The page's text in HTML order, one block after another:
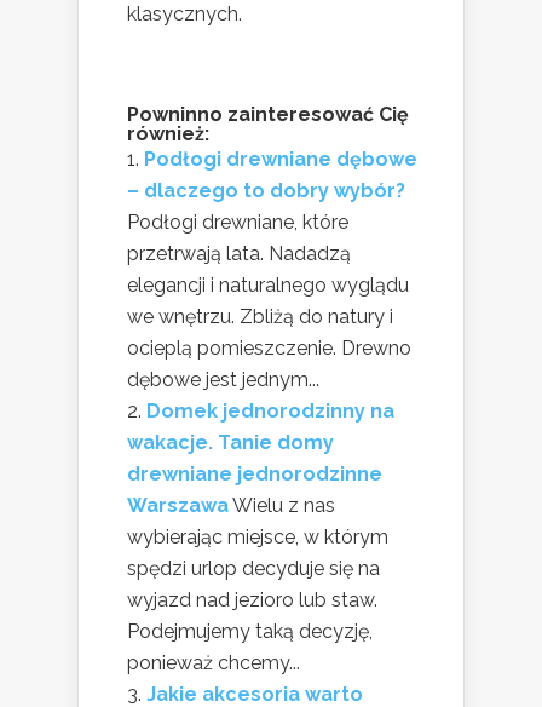
klasycznych.
Powninno zainteresować Cię
również:
Podłogi drewniane dębowe
– dlaczego to dobry wybór?
Podłogi drewniane, które
przetrwają lata. Nadadzą
elegancji i naturalnego wyglądu
we wnętrzu. Zbliżą do natury i
ocieplą pomieszczenie. Drewno
dębowe jest jednym...
Domek jednorodzinny na
wakacje. Tanie domy
drewniane jednorodzinne
WarszawaWielu z nas
wybierając miejsce, w którym
spędzi urlop decyduje się na
wyjazd nad jezioro lub staw.
Podejmujemy taką decyzję,
ponieważ chcemy...
Jakie akcesoria warto